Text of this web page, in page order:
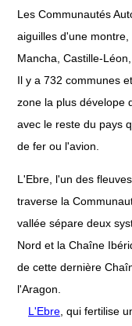
Les Communautés
aiguilles d'une
Mancha, Castille-
Il y a 732 communes
zone la plus dévelope
avec le reste du pays
de fer ou l'avion.
L'Ebre, l'un des
traverse la
vallée sépare deux
Nord et la Chaîne
de cette dernière
l'Aragon.
L'Ebre, qui fertilise